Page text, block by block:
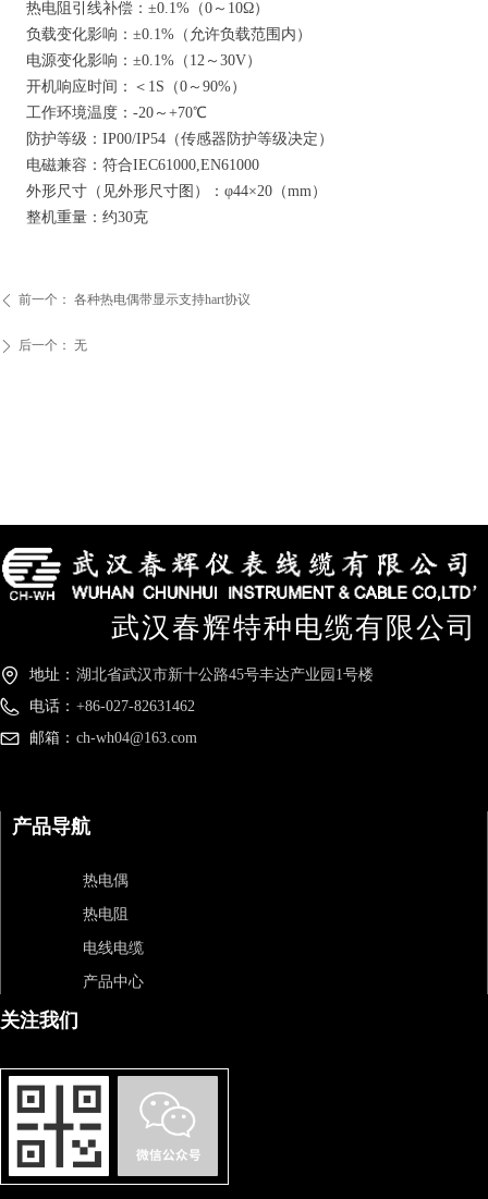
热电阻引线补偿：±0.1%（0～10Ω）
负载变化影响：±0.1%（允许负载范围内）
电源变化影响：±0.1%（12～30V）
开机响应时间：＜1S（0～90%）
工作环境温度：-20～+70℃
防护等级：IP00/IP54（传感器防护等级决定）
电磁兼容：符合IEC61000,EN61000
外形尺寸（见外形尺寸图）：φ44×20（mm）
整机重量：约30克
ꄴ 前一个： 各种热电偶带显示支持hart协议
ꄲ 后一个： 无
地址： 湖北省武汉市新十公路45号丰达产业园1号楼
电话： +86-027-82631462
邮箱： ch-wh04@163.com
武汉春辉特种电缆有限公司
热电偶
热电阻
电线电缆
产品中心
产品导航
关注我们